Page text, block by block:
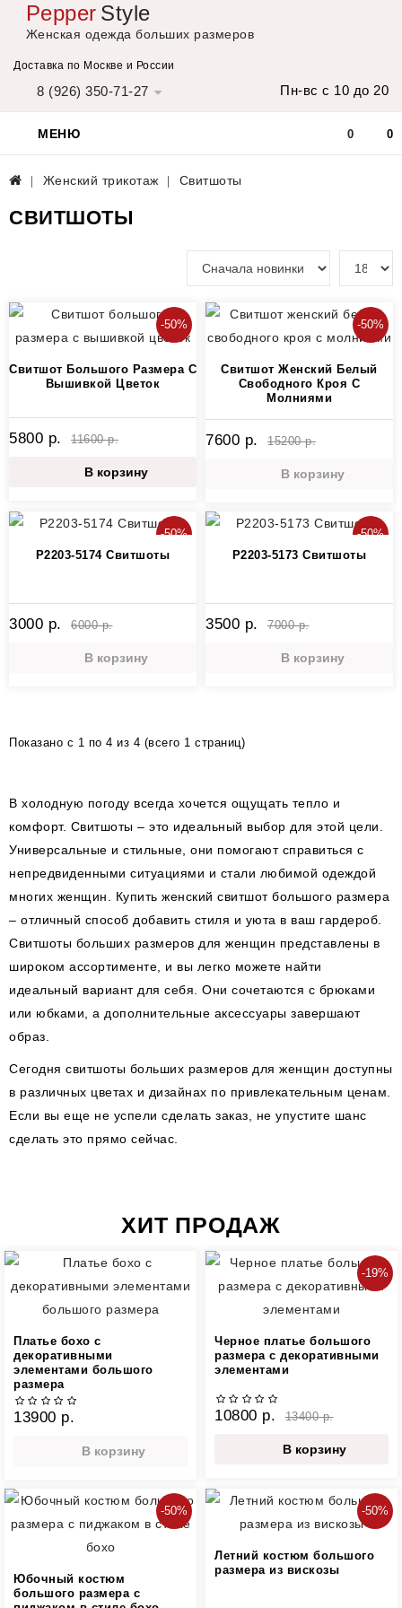
Pepper Style
Женская одежда больших размеров
Доставка по Москве и России
8 (926) 350-71-27 Пн-вс с 10 до 20
МЕНЮ 0 0
Женский трикотаж Свитшоты
СВИТШОТЫ
-50%
Свитшот Большого Размера С
Вышивкой Цветок
5800 р. 11600 р.
В корзину
-50%
Свитшот Женский Белый
Свободного Кроя С
Молниями
7600 р. 15200 р.
В корзину
-50%
Р2203-5174 Свитшоты
3000 р. 6000 р.
В корзину
-50%
Р2203-5173 Свитшоты
3500 р. 7000 р.
В корзину
Показано с 1 по 4 из 4 (всего 1 страниц)
В холодную погоду всегда хочется ощущать тепло и
комфорт. Свитшоты – это идеальный выбор для этой цели.
Универсальные и стильные, они помогают справиться с
непредвиденными ситуациями и стали любимой одеждой
многих женщин. Купить женский свитшот большого размера
– отличный способ добавить стиля и уюта в ваш гардероб.
Свитшоты больших размеров для женщин представлены в
широком ассортименте, и вы легко можете найти
идеальный вариант для себя. Они сочетаются с брюками
или юбками, а дополнительные аксессуары завершают
образ.
Сегодня свитшоты больших размеров для женщин доступны
в различных цветах и дизайнах по привлекательным ценам.
Если вы еще не успели сделать заказ, не упустите шанс
сделать это прямо сейчас.
ХИТ ПРОДАЖ
Платье бохо с
декоративными
элементами большого
размера
13900 р.
В корзину
-19%
Черное платье большого
размера с декоративными
элементами
10800 р. 13400 р.
В корзину
-50%
Юбочный костюм
большого размера с
-50%
Летний костюм большого
размера из вискозы